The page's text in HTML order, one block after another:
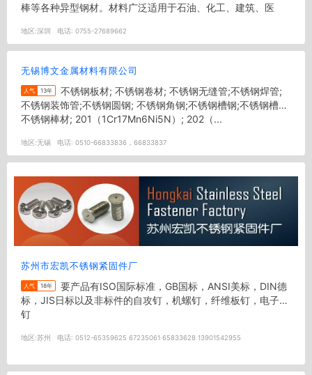
棒等各种异型钢材。材料广泛适用于石油、化工、建筑、医
地区:深圳 电话: 0755-27689662
无锡博文金属材料有限公司
人气 13年
不锈钢装饰管;不锈钢圆钢; 不锈钢角钢;不锈钢槽钢;不锈钢槽钢;
不锈钢棒材; 201（1Cr17Mn6Ni5N）; 202（...
地区:无锡 电话: 0510-66833836，66833837
苏州市宏凯不锈钢紧固件厂
人气 18年
标，JIS日标以及非标件的自攻钉，机螺钉，纤维板钉，电子螺
钉
地区:苏州 电话: 0512-65359625 67235061 65833628 13901542955